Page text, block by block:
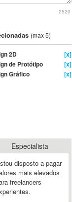
2520
(max 5)
2D
[x]
de Protótipo
[x]
Gráfico
[x]
Especialista
disposto a pagar
mais elevados
freelancers